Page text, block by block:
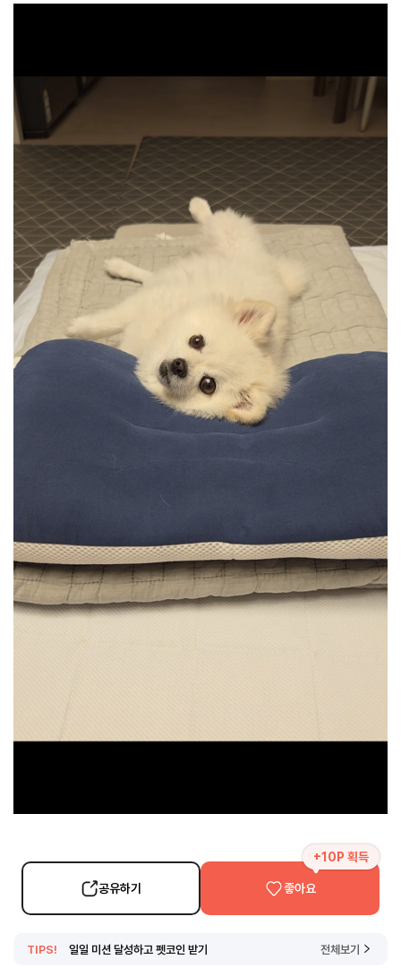
공유하기
+10P 획득
좋아요
TIPS! 일일 미션 달성하고 펫코인 받기 전체보기